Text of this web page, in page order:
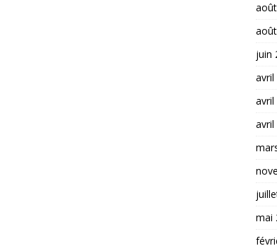
juin
avril
avril
avril
mai